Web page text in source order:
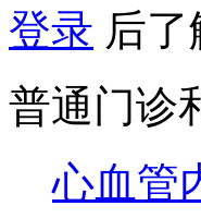
登录 后
普通门诊
心血管